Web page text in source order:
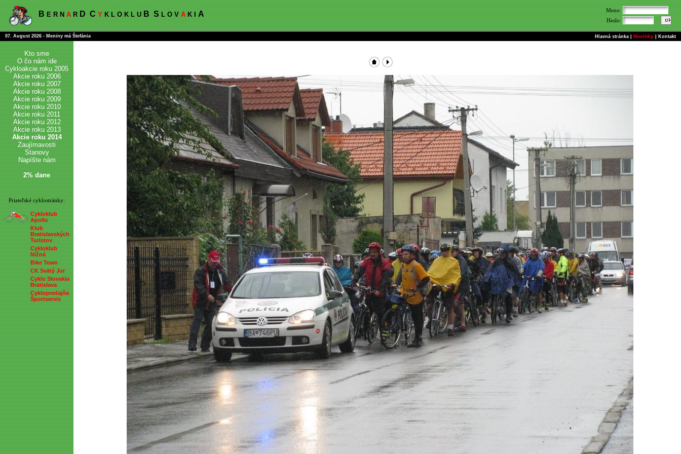
B E R N A R D C Y K L O K L U B S L O V A K I A
Meno:
Heslo:
07. August 2026 - Meniny má Štefánia Hlavná stránka Novinky Kontakt
Kto sme
O čo nám ide
Cykloakcie roku 2005
Akcie roku 2006
Akcie roku 2007
Akcie roku 2008
Akcie roku 2009
Akcie roku 2010
Akcie roku 2011
Akcie roku 2012
Akcie roku 2013
Akcie roku 2014
Zaujímavosti
Stanovy
Napíšte nám
2% dane
Priateľské cyklostránky:
Cykloklub
Apollo
Klub
Bratislavských
Turistov
Cykloklub
Nižná
Bike Team
CK Svätý Jur
Cyklo Slovakia
Bratislava
Cyklopredajňa
Športservis